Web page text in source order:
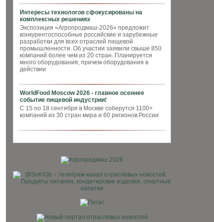
Интересы технологов сфокусированы на
комплексных решениях
Экспозиция «Агропродмаш-2026» предложит
конкурентоспособные российские и зарубежные
разработки для всех отраслей пищевой
промышленности. Об участии заявили свыше 850
компаний более чем из 20 стран. Планируется
много оборудования, причем оборудования в
действии
WorldFood Moscow 2026 - главное осеннее
событие пищевой индустрии!
С 15 по 18 сентября в Москве соберутся 1100+
компаний из 30 стран мира и 60 регионов России